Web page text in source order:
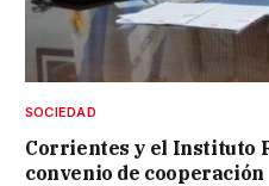
SOCIEDAD
Corrientes y el Instituto
convenio de cooperación